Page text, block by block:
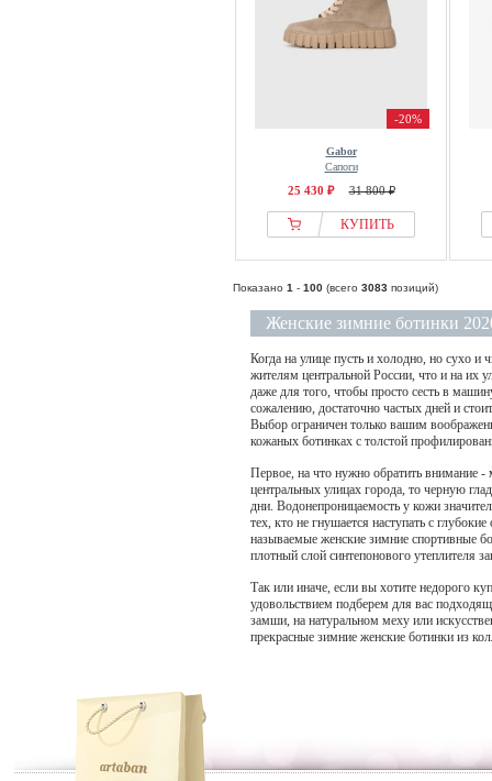
-20%
Gabor
Сапоги
25 430 ₽ 31 800 ₽
КУПИТЬ
Показано 1 - 100 (всего 3083 позиций)
Женские зимние ботинки
Когда на улице пусть и холодно, но сухо и
жителям центральной России, что и на их
даже для того, чтобы просто сесть в
сожалению, достаточно частых дней и
Выбор ограничен только вашим
кожаных ботинках с толстой
Первое, на что нужно обратить внимание -
центральных улицах города, то черную
дни. Водонепроницаемость у кожи
тех, кто не гнушается наступать с
называемые женские зимние спортивные
плотный слой синтепонового утеплителя
Так или иначе, если вы хотите недорого
удовольствием подберем для вас
замши, на натуральном меху или
прекрасные зимние женские ботинки из